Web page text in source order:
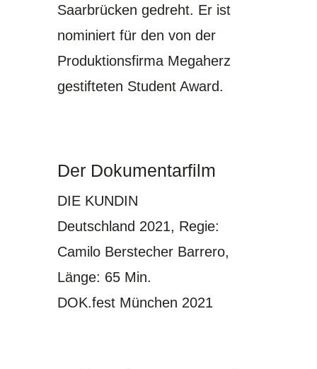
Saarbrücken gedreht. Er ist
nominiert für den von der
Produktionsfirma Megaherz
gestifteten Student Award.
Der Dokumentarfilm
DIE KUNDIN
Deutschland 2021, Regie:
Camilo Berstecher Barrero,
Länge: 65 Min.
DOK.fest München 2021